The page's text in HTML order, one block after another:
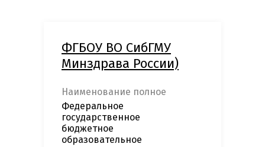
ФГБОУ ВО СибГМУ
Минздрава России)
Наименование полное
Федеральное
государственное
бюджетное
образовательное